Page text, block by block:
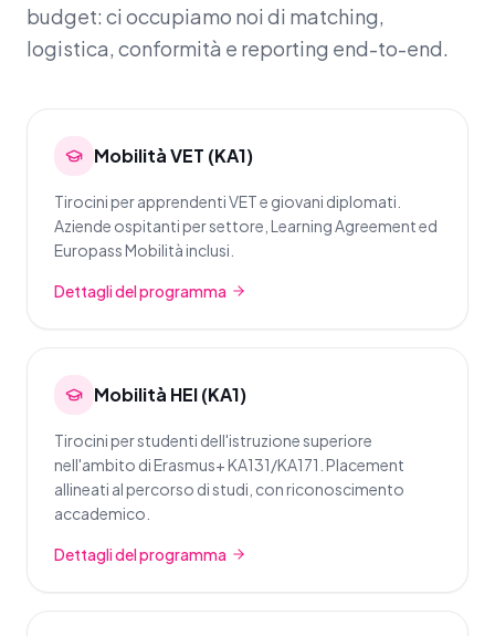
budget: ci occupiamo noi di matching,
logistica, conformità e reporting end-to-end.
Mobilità VET (KA1)
Tirocini per apprendenti VET e giovani diplomati.
Aziende ospitanti per settore, Learning Agreement ed
Europass Mobilità inclusi.
Dettagli del programma
Mobilità HEI (KA1)
Tirocini per studenti dell'istruzione superiore
nell'ambito di Erasmus+ KA131/KA171. Placement
allineati al percorso di studi, con riconoscimento
accademico.
Dettagli del programma